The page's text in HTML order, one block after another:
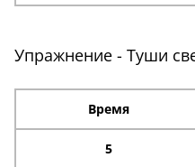
Упражнение - Туши
Время
5